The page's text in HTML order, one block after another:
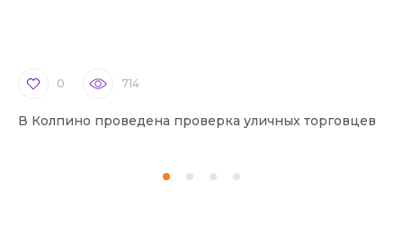
0 714
В Колпино проведена проверка уличных торговцев